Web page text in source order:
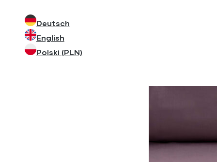
Deutsch
English
Polski (PLN)